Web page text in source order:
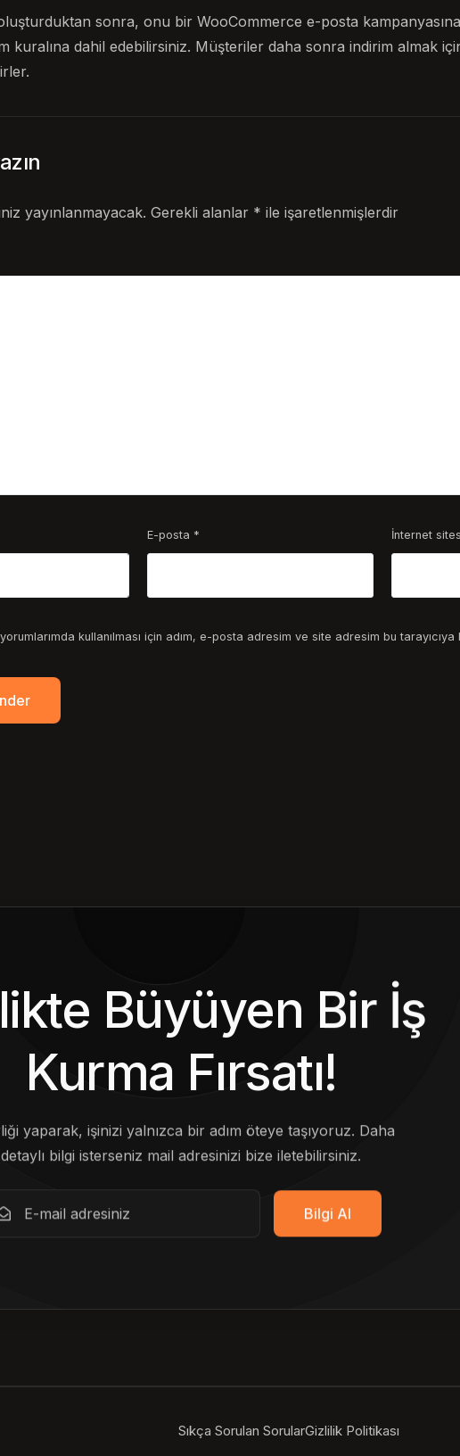
sonra, onu bir WooCommerce e-posta
kuralına dahil edebilirsiniz. Müşteriler daha sonra indirim almak
yayınlanmayacak. Gerekli alanlar * ile işaretlenmişlerdir
E-posta * İnternet
kullanılması için adım, e-posta adresim ve site adresim bu tarayıcıya
Büyüyen Bir İş
Kurma Fırsatı!
yaparak, işinizi yalnızca bir adım öteye taşıyoruz. Daha
detaylı bilgi isterseniz mail adresinizi bize iletebilirsiniz.
Bilgi Al
Sıkça Sorulan SorularGizlilik Politikası